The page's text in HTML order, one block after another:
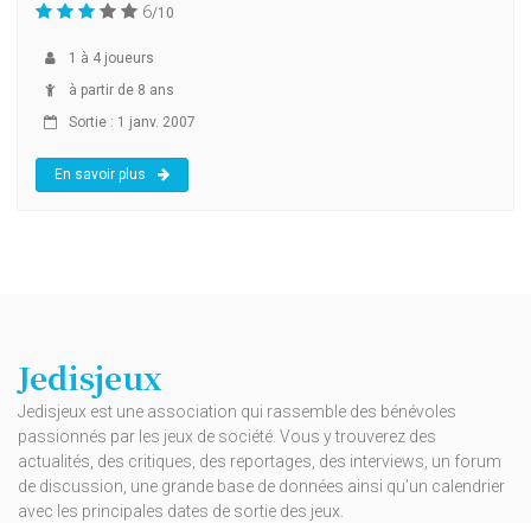
6/10
1 à 4 joueurs
à partir de 8 ans
Sortie : 1 janv. 2007
En savoir plus
Jedisjeux
Jedisjeux est une association qui rassemble des bénévoles
passionnés par les jeux de société. Vous y trouverez des
actualités, des critiques, des reportages, des interviews, un forum
de discussion, une grande base de données ainsi qu’un calendrier
avec les principales dates de sortie des jeux.